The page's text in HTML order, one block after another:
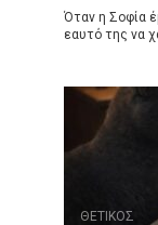
Όταν η Σοφία
εαυτό της να
ΘΕΤΙΚΟΣ